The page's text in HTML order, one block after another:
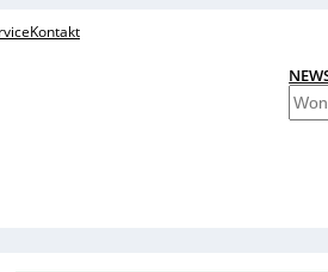
Kontakt
S
u